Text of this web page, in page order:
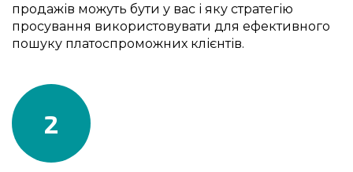
продажів можуть бути у вас і яку стратегію
просування використовувати для ефективного
пошуку платоспроможних клієнтів.
2